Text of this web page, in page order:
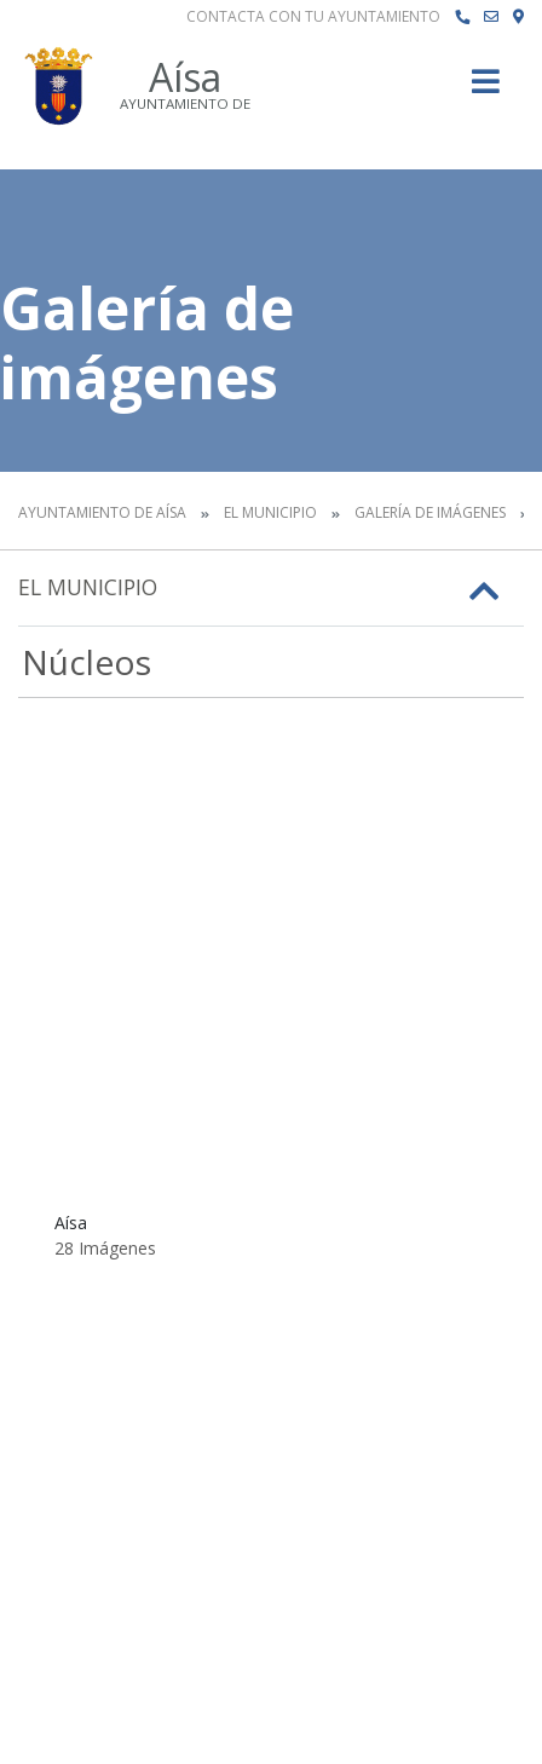
CONTACTA CON TU AYUNTAMIENTO
Aísa
AYUNTAMIENTO DE
Galería de
imágenes
AYUNTAMIENTO DE AÍSA EL MUNICIPIO GALERÍA DE IMÁGENES
EL MUNICIPIO
Núcleos
Aísa
28 Imágenes